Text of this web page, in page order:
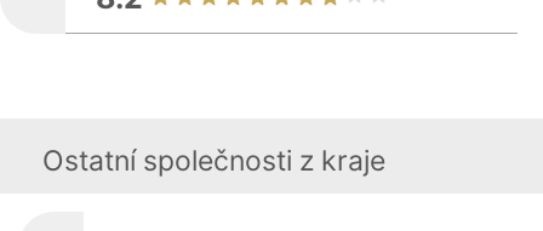
Ostatní společnosti z kraje